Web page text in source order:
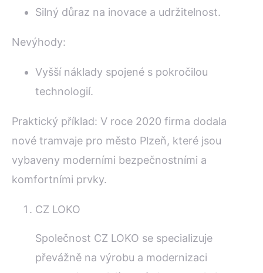
Silný důraz na inovace a udržitelnost.
Nevýhody:
Vyšší náklady spojené s pokročilou
technologií.
Praktický příklad: V roce 2020 firma dodala
nové tramvaje pro město Plzeň, které jsou
vybaveny moderními bezpečnostními a
komfortními prvky.
CZ LOKO
Společnost CZ LOKO se specializuje
převážně na výrobu a modernizaci